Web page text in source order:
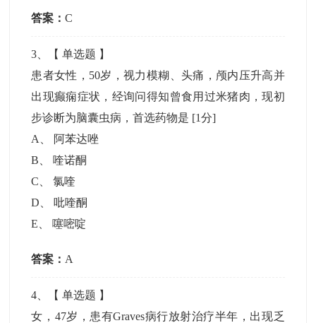
答案：C
3 、【单选题 】
患者女性，50岁，视力模糊、头痛，颅内压升高并
出现癫痫症状，经询问得知曾食用过米猪肉，现初
步诊断为脑囊虫病，首选药物是 [1分]
A
阿苯达唑
B
喹诺酮
C 、氯喹
D
吡喹酮
E
噻嘧啶
答案： A
4 、【单选题 】
女，47岁，患有Graves病行放射治疗半年，出现乏